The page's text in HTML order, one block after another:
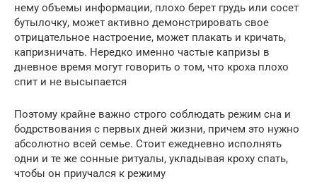
нему объемы информации, плохо берет грудь или сосет
бутылочку, может активно демонстрировать свое
отрицательное настроение, может плакать и кричать,
капризничать. Нередко именно частые капризы в
дневное время могут говорить о том, что кроха плохо
спит и не высыпается
Поэтому крайне важно строго соблюдать режим сна и
бодрствования с первых дней жизни, причем это нужно
абсолютно всей семье. Стоит ежедневно исполнять
одни и те же сонные ритуалы, укладывая кроху спать,
чтобы он приучался к режиму